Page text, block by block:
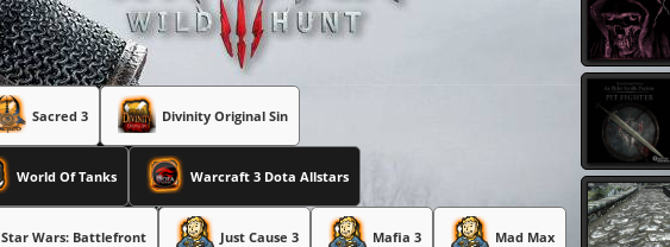
Sacred 3 Divinity Original Sin
World Of Tanks Warcraft 3 Dota Allstars
Star Wars: Battlefront Just Cause 3 Mafia 3 Mad Max